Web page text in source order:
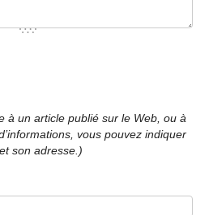
à un article publié sur le Web, ou à
vous pouvez indiquer
son adresse.)